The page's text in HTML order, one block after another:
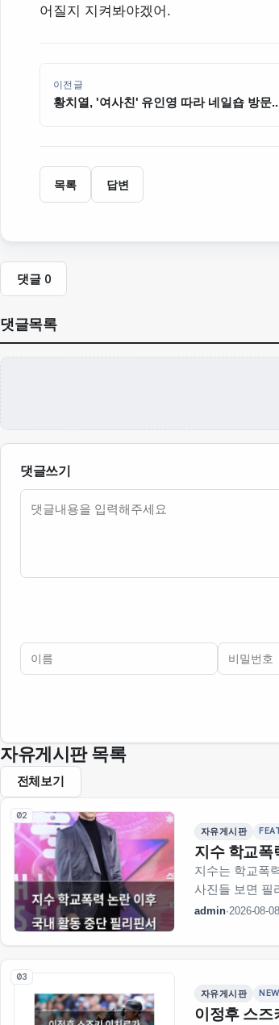
어질지 지켜봐야겠어.
이전글
황치열, '여사친' 유인영 따라 네일숍 방문
목록 답변
댓글0
댓글목록
댓글쓰기
이름필수
비밀번호
자유게시판 목록
전체보기
02
자유게시판
지수 학교폭
지수는 학교폭
사진들 보면 필
건 몇 년…
admin·2026-08-08
03
자유게시판 NEW
이정후 스즈